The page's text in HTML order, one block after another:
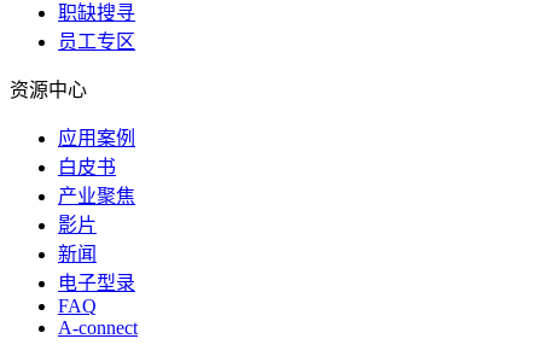
职缺搜寻
员工专区
资源中心
应用案例
白皮书
产业聚焦
影片
新闻
电子型录
FAQ
A-connect